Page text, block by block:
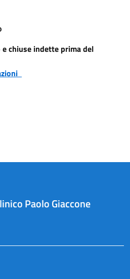
e chiuse indette prima del
Paolo Giaccone